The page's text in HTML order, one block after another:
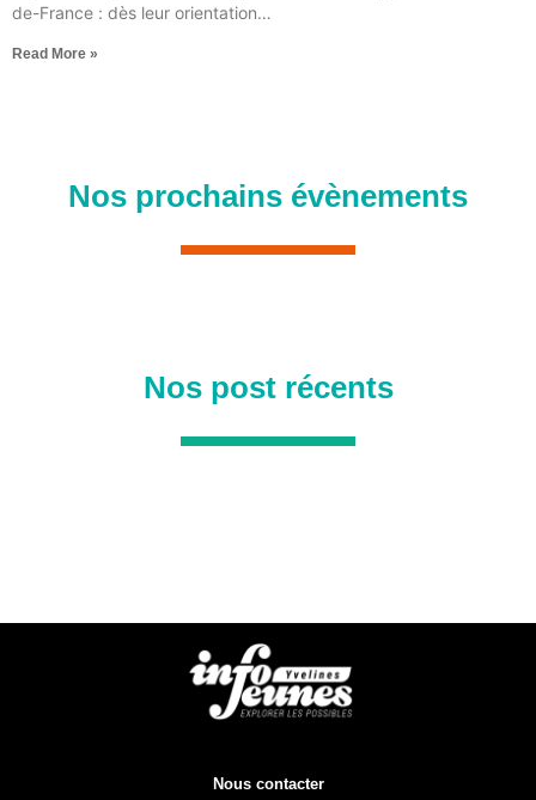
de-France : dès leur orientation…
Read More »
Nos prochains évènements
Nos post récents
Nous contacter